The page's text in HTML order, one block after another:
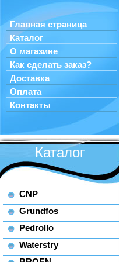
Главная страница
Каталог
О магазине
Как сделать заказ?
Доставка
Оплата
Контакты
Каталог
CNP
Grundfos
Pedrollo
Waterstry